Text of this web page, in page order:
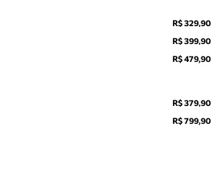
R$ 329,90
R$ 399,90
R$ 479,90
R$ 379,90
R$ 799,90